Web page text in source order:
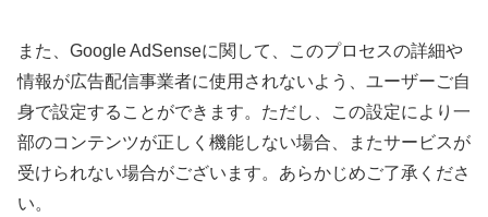
また、Google AdSenseに関して、このプロセスの詳細や
情報が広告配信事業者に使用されないよう、ユーザーご自
身で設定することができます。ただし、この設定により一
部のコンテンツが正しく機能しない場合、またサービスが
受けられない場合がございます。あらかじめご了承くださ
い。